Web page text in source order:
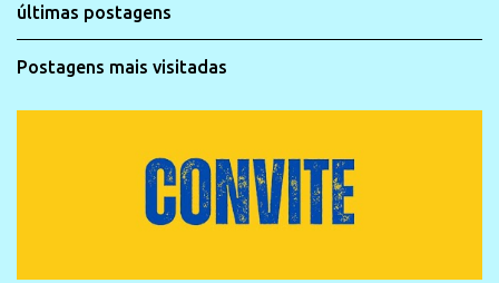
últimas postagens
Postagens mais visitadas